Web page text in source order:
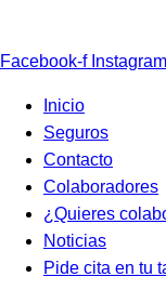
Facebook-f Instagram
Inicio
Seguros
Contacto
Colaboradores
¿Quieres
Noticias
Pide cita en tu